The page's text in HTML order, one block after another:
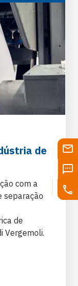
de
com a
separação
de
Vergemoli.